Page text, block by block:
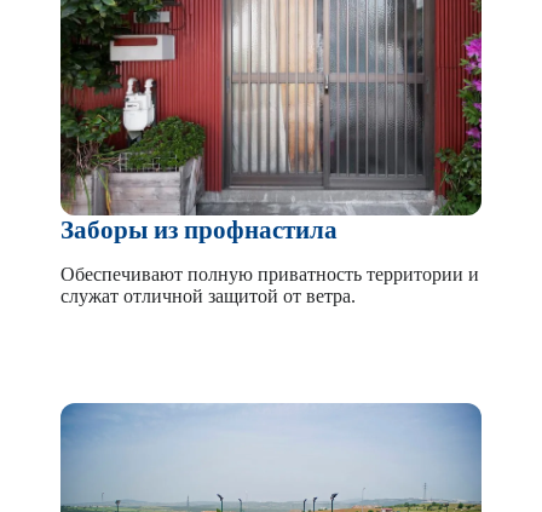
Заборы из профнастила
Обеспечивают полную приватность территории и
служат отличной защитой от ветра.